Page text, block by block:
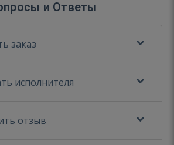
и Ответы
заказ
исполнителя
отзыв